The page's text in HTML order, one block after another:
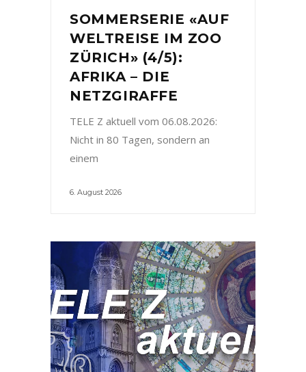
SOMMERSERIE «AUF
WELTREISE IM ZOO
ZÜRICH» (4/5):
AFRIKA – DIE
NETZGIRAFFE
TELE Z aktuell vom 06.08.2026:
Nicht in 80 Tagen, sondern an
einem
6. August 2026